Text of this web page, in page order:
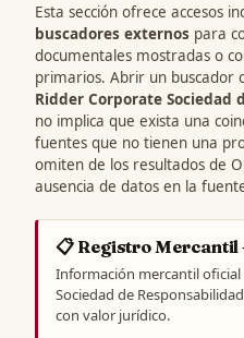
Esta sección ofrece accesos
buscadores externos para
documentales mostradas o
primarios. Abrir un buscador
Ridder Corporate Sociedad
no implica que exista una
fuentes que no tienen una
omiten de los resultados de
ausencia de datos en la
📋 Registro
Información mercantil
Sociedad de
con valor jurídico.